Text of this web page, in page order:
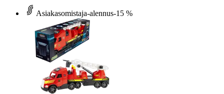
Asiakasomistaja-alennus-15 %